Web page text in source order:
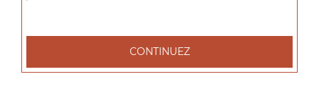
+
CONTINUEZ